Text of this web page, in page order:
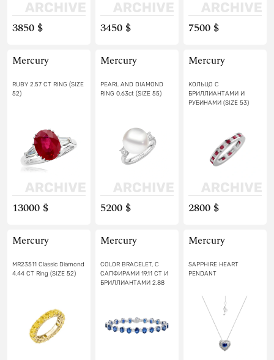
3850 $ 3450 $ 7500 $
Mercury
RUBY 2.57 CT RING (SIZE
52)
13000 $
Mercury
PEARL AND DIAMOND
RING 0.63ct (SIZE 55)
5200 $
Mercury
КОЛЬЦО С
БРИЛЛИАНТАМИ И
РУБИНАМИ (SIZE 53)
2800 $
Mercury
MR23511 Classic Diamond
4.44 CT Ring (SIZE 52)
Mercury
COLOR BRACELET, С
САПФИРАМИ 19.11 СТ И
БРИЛЛИАНТАМИ 2.88
Mercury
SAPPHIRE HEART
PENDANT